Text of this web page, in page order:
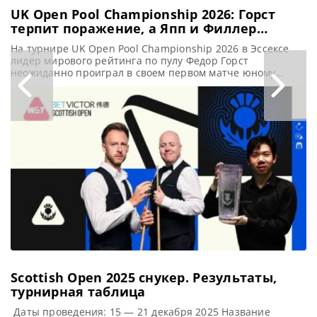
UK Open Pool Championship 2026: Горст
терпит поражение, а Япп и Филлер
доминируют по итогам первого дня
На турнире UK Open Pool Championship 2026 в Эссексе
лидер мирового рейтинга по пулу Федор Горст
неожиданно проиграл в своем первом матче юному
Халиду Альгамди, сообщает matchroompool Первый
номер в рейтинге Федор Горст неожиданно проиграл в
первом раунде, в то время как действующий Чемпион
Алоизиус Япп и бывший победитель UK Open Джошуа
Филлер одержали убедительные
Scottish Open 2025 cнукер. Результаты,
турнирная таблица
Даты проведения: 15 — 21 декабря 2025 Название